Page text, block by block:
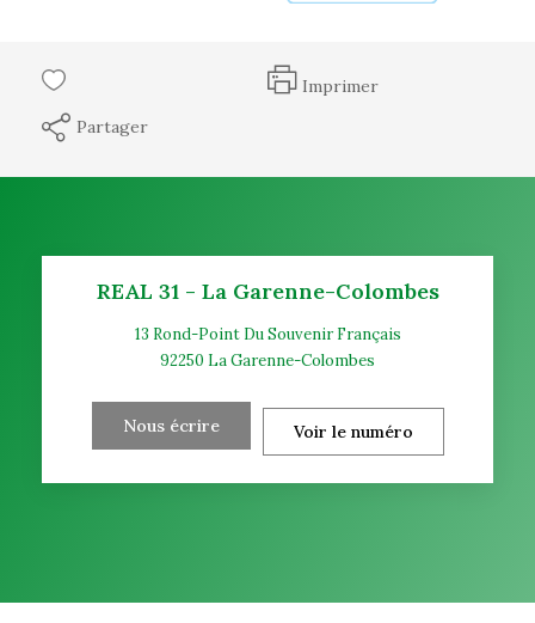
Imprimer
Partager
REAL 31 - La Garenne-Colombes
13 Rond-Point Du Souvenir Français
92250 La Garenne-Colombes
Nous écrire Voir le numéro